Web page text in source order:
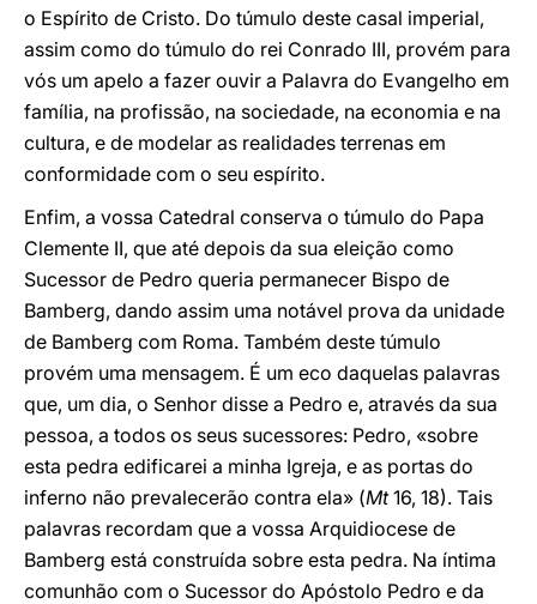
o Espírito de Cristo. Do túmulo deste casal imperial,
assim como do túmulo do rei Conrado III, provém para
vós um apelo a fazer ouvir a Palavra do Evangelho em
família, na profissão, na sociedade, na economia e na
cultura, e de modelar as realidades terrenas em
conformidade com o seu espírito.
Enfim, a vossa Catedral conserva o túmulo do Papa
Clemente II, que até depois da sua eleição como
Sucessor de Pedro queria permanecer Bispo de
Bamberg, dando assim uma notável prova da unidade
de Bamberg com Roma. Também deste túmulo
provém uma mensagem. É um eco daquelas palavras
que, um dia, o Senhor disse a Pedro e, através da sua
pessoa, a todos os seus sucessores: Pedro, «sobre
esta pedra edificarei a minha Igreja, e as portas do
inferno não prevalecerão contra ela» (Mt16, 18). Tais
palavras recordam que a vossa Arquidiocese de
Bamberg está construída sobre esta pedra. Na íntima
comunhão com o Sucessor do Apóstolo Pedro e da